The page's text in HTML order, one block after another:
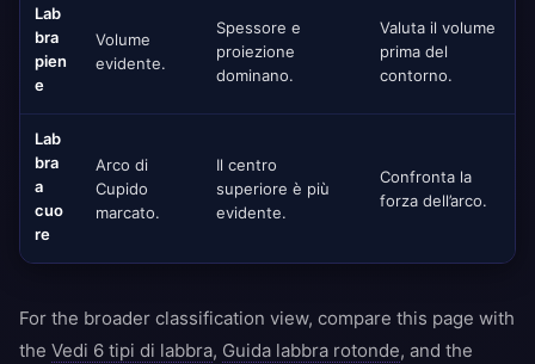
Lab
bra
pien
e
Volume
evidente.
Spessore e
proiezione
dominano.
Valuta il volume
prima del
contorno.
Lab
bra
a
cuo
re
Arco di
Cupido
marcato.
Il centro
superiore è più
evidente.
Confronta la
forza dell’arco.
For the broader classification view, compare this page with
the Vedi 6 tipi di labbra, Guida labbra rotonde, and the